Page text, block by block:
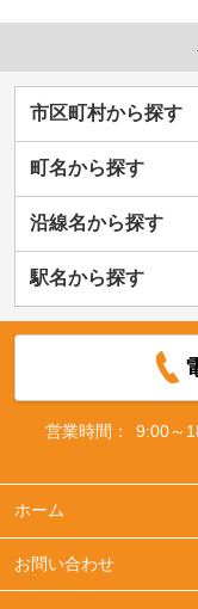
市区町村から探す
町名から探す
沿線名から探す
駅名から探す
営業時間：
9:00～
ホーム
お問い合わせ